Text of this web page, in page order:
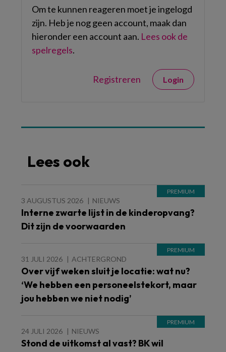
Om te kunnen reageren moet je ingelogd
zijn. Heb je nog geen account, maak dan
hieronder een account aan. Lees ook de
spelregels.
Registreren Login
Lees ook
3 AUGUSTUS 2026 NIEUWS
Interne zwarte lijst in de kinderopvang?
Dit zijn de voorwaarden
31 JULI 2026 ACHTERGROND
Over vijf weken sluit je locatie: wat nu?
‘We hebben een personeelstekort, maar
jou hebben we niet nodig’
24 JULI 2026 NIEUWS
Stond de uitkomst al vast? BK wil